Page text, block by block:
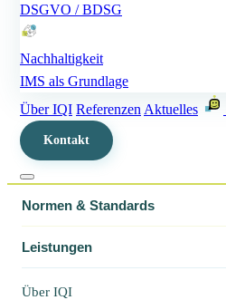
DSGVO / BDSG
Nachhaltigkeit
IMS als Grundlage
Über IQI Referenzen Aktuelles
Kontakt
Normen & Standards
Leistungen
Über IQI